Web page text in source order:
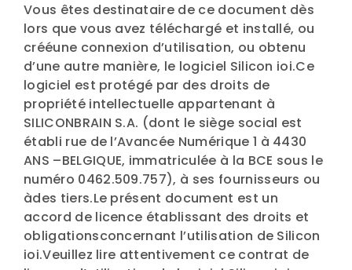
Vous êtes destinataire de ce document dès
lors que vous avez téléchargé et installé, ou
crééune connexion d’utilisation, ou obtenu
d’une autre manière, le logiciel Silicon ioi.Ce
logiciel est protégé par des droits de
propriété intellectuelle appartenant à
SILICONBRAIN S.A. (dont le siège social est
établi rue de l’Avancée Numérique 1 à 4430
ANS –BELGIQUE, immatriculée à la BCE sous le
numéro 0462.509.757), à ses fournisseurs ou
àdes tiers.Le présent document est un
accord de licence établissant des droits et
obligationsconcernant l’utilisation de Silicon
ioi.Veuillez lire attentivement ce contrat de